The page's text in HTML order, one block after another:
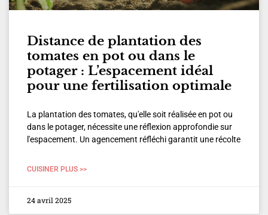
Distance de plantation des
tomates en pot ou dans le
potager : L’espacement idéal
pour une fertilisation optimale
La plantation des tomates, qu'elle soit réalisée en pot ou
dans le potager, nécessite une réflexion approfondie sur
l'espacement. Un agencement réfléchi garantit une récolte
CUISINER PLUS >>
24 avril 2025